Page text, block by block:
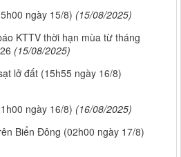
ngày 15/8) (15/08/2025)
KTTV thời hạn mùa từ tháng
(15/08/2025)
lở đất (15h55 ngày 16/8)
ngày 16/8) (16/08/2025)
Biển Đông (02h00 ngày 17/8)